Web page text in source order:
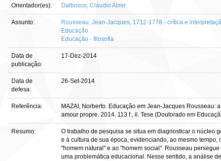
Orientador(es): Dalbosco, Cláudio Almir
Assunto:
Rousseau, Jean-Jacques, 1712-1778 - crítica e
Educação
Educação - filosofia
Data de
publicação:
17-Dez-2014
Data de
defesa:
26-Set-2014
Referência:
MAZAI, Norberto. Educação em Jean-Jacques Rousseau:
amour propre. 2014. 113 f., il. Tese (Doutorado em
Resumo:
O trabalho de pesquisa se situa em diagnosticar o núcleo
e à cultura de sua época, evidenciando, ao mesmo
"homem natural" e ao "homem social". Rousseau
uma problemática educacional. Nesse sentido, a análise